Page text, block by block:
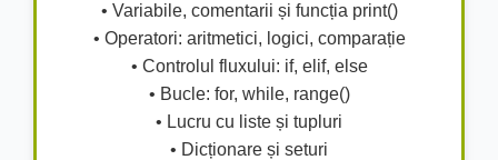
• Variabile, comentarii și funcția print()
• Operatori: aritmetici, logici, comparație
• Controlul fluxului: if, elif, else
• Bucle: for, while, range()
• Lucru cu liste și tupluri
• Dicționare și seturi